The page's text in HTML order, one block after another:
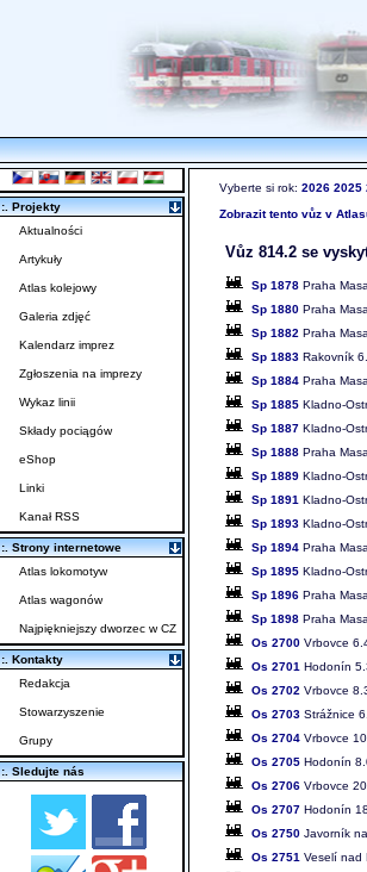
Vyberte si rok: 2026 2025
Zobrazit tento vůz v
Vůz 814.2 se
Sp 1878 Praha
Sp 1880 Praha
Sp 1882 Praha
Sp 1883 Rakovník
Sp 1884 Praha
Sp 1885 Kladno-
Sp 1887 Kladno-
Sp 1888 Praha
Sp 1889 Kladno-
Sp 1891 Kladno-
Sp 1893 Kladno-
Sp 1894 Praha
Sp 1895 Kladno-
Sp 1896 Praha
Sp 1898 Praha
Os 2700 Vrbovce
Os 2701 Hodonín
Os 2702 Vrbovce
Os 2703 Strážnice
Os 2704 Vrbovce
Os 2705 Hodonín
Os 2706 Vrbovce
Os 2707 Hodonín
Os 2750 Javorník
Os 2751 Veselí nad
:. Projekty
Aktualności
Artykuły
Atlas kolejowy
Galeria zdjęć
Kalendarz imprez
Zgłoszenia na imprezy
Wykaz linii
Składy pociągów
eShop
Linki
Kanał RSS
:. Strony internetowe
Atlas lokomotyw
Atlas wagonów
Najpiękniejszy dworzec w CZ
:. Kontakty
Redakcja
Stowarzyszenie
Grupy
:. Sledujte nás